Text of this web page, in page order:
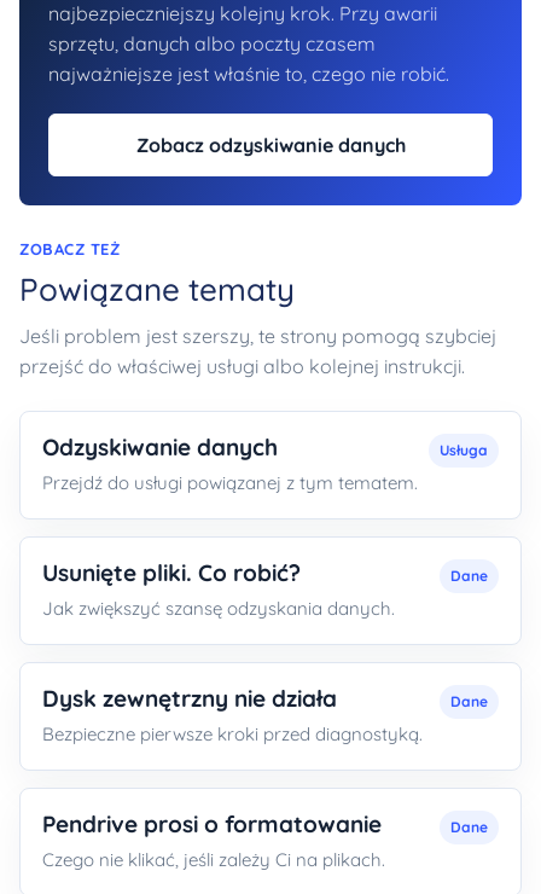
najbezpieczniejszy kolejny krok. Przy awarii
sprzętu, danych albo poczty czasem
najważniejsze jest właśnie to, czego nie robić.
Zobacz odzyskiwanie danych
ZOBACZ TEŻ
Powiązane tematy
Jeśli problem jest szerszy, te strony pomogą szybciej
przejść do właściwej usługi albo kolejnej instrukcji.
Odzyskiwanie danych
Przejdź do usługi powiązanej z tym tematem.
Usługa
Usunięte pliki. Co robić?
Jak zwiększyć szansę odzyskania danych.
Dane
Dysk zewnętrzny nie działa
Bezpieczne pierwsze kroki przed diagnostyką.
Dane
Pendrive prosi o formatowanie
Czego nie klikać, jeśli zależy Ci na plikach.
Dane